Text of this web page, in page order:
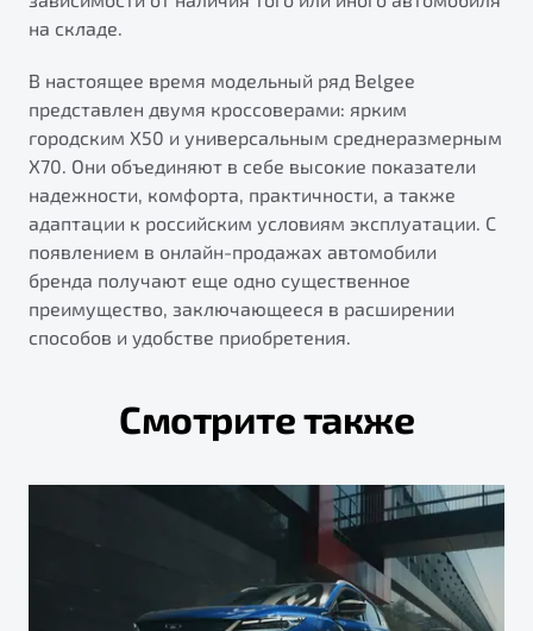
на складе.
В настоящее время модельный ряд Belgee
представлен двумя кроссоверами: ярким
городским X50 и универсальным среднеразмерным
X70. Они объединяют в себе высокие показатели
надежности, комфорта, практичности, а также
адаптации к российским условиям эксплуатации. С
появлением в онлайн-продажах автомобили
бренда получают еще одно существенное
преимущество, заключающееся в расширении
способов и удобстве приобретения.
Смотрите также